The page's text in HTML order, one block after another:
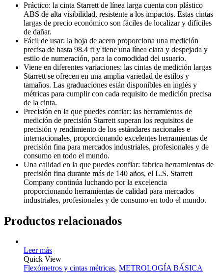
Práctico: la cinta Starrett de línea larga cuenta con plástico
ABS de alta visibilidad, resistente a los impactos. Estas cintas
largas de precio económico son fáciles de localizar y difíciles
de dañar.
Fácil de usar: la hoja de acero proporciona una medición
precisa de hasta 98.4 ft y tiene una línea clara y despejada y
estilo de numeración, para la comodidad del usuario.
Viene en diferentes variaciones: las cintas de medición largas
Starrett se ofrecen en una amplia variedad de estilos y
tamaños. Las graduaciones están disponibles en inglés y
métricas para cumplir con cada requisito de medición precisa
de la cinta.
Precisión en la que puedes confiar: las herramientas de
medición de precisión Starrett superan los requisitos de
precisión y rendimiento de los estándares nacionales e
internacionales, proporcionando excelentes herramientas de
precisión fina para mercados industriales, profesionales y de
consumo en todo el mundo.
Una calidad en la que puedes confiar: fabrica herramientas de
precisión fina durante más de 140 años, el L.S. Starrett
Company continúa luchando por la excelencia
proporcionando herramientas de calidad para mercados
industriales, profesionales y de consumo en todo el mundo.
Productos relacionados
Leer más
Quick View
Flexómetros y cintas métricas, METROLOGÍA BÁSICA